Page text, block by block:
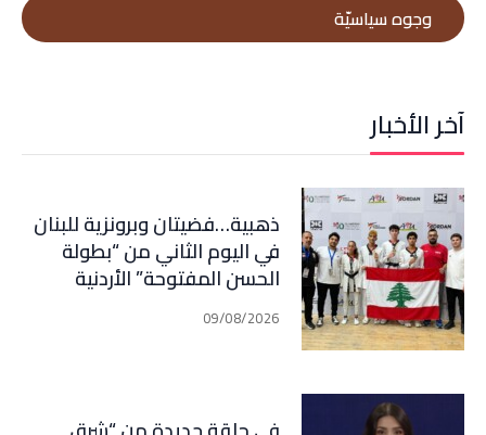
وجوه سياسيّة
آخر الأخبار
ذهبية…فضيتان وبرونزية للبنان
في اليوم الثاني من “بطولة
الحسن المفتوحة” الأردنية
بالتايكواندو
09/08/2026